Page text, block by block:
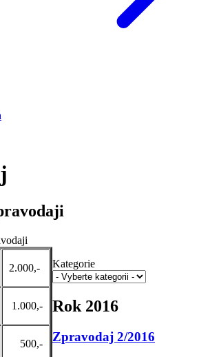
2.000,-
1.000,-
500,-
Kategorie
Rok 2016
Zpravodaj 2/2016